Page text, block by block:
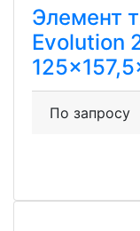
Элемент
Evolution
По запросу